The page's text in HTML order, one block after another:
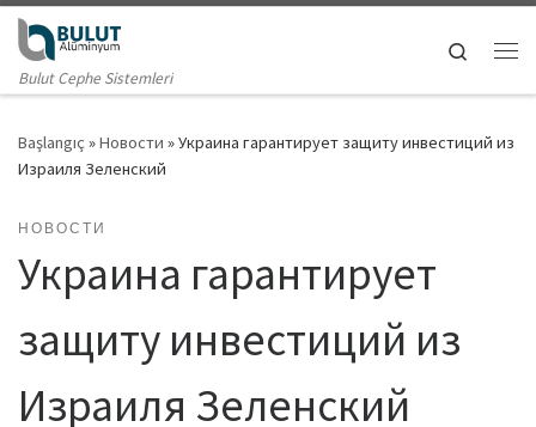
Skip to content
Bulut Cephe Sistemleri
Search
Başlangıç »Новости »Украина гарантирует защиту инвестиций из
Израиля Зеленский
НОВОСТИ
Украина гарантирует
защиту инвестиций из
Израиля Зеленский